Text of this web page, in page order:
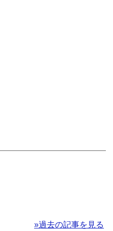
»過去の記事を見る